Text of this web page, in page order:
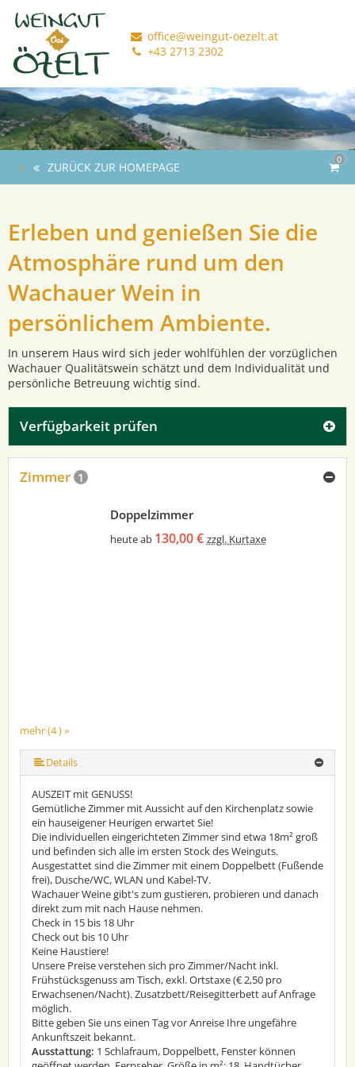
office@weingut-oezelt.at
+43 2713 2302
0
ZURÜCK ZUR HOMEPAGE
Erleben und genießen Sie die
Atmosphäre rund um den
Wachauer Wein in
persönlichem Ambiente.
In unserem Haus wird sich jeder wohlfühlen der vorzüglichen
Wachauer Qualitätswein schätzt und dem Individualität und
persönliche Betreuung wichtig sind.
Verfügbarkeit prüfen
Zimmer 1
mehr (4 ) »
Doppelzimmer
heute ab 130,00 € zzgl. Kurtaxe
Details
AUSZEIT mit GENUSS!
Gemütliche Zimmer mit Aussicht auf den Kirchenplatz sowie
ein hauseigener Heurigen erwartet Sie!
Die individuellen eingerichteten Zimmer sind etwa 18m² groß
und befinden sich alle im ersten Stock des Weinguts.
Ausgestattet sind die Zimmer mit einem Doppelbett (Fußende
frei), Dusche/WC, WLAN und Kabel-TV.
Wachauer Weine gibt's zum gustieren, probieren und danach
direkt zum mit nach Hause nehmen.
Check in 15 bis 18 Uhr
Check out bis 10 Uhr
Keine Haustiere!
Unsere Preise verstehen sich pro Zimmer/Nacht inkl.
Frühstücksgenuss am Tisch, exkl. Ortstaxe (€ 2,50 pro
Erwachsenen/Nacht). Zusatzbett/Reisegitterbett auf Anfrage
möglich.
Bitte geben Sie uns einen Tag vor Anreise Ihre ungefähre
Ankunftszeit bekannt.
Ausstattung: 1 Schlafraum, Doppelbett, Fenster können